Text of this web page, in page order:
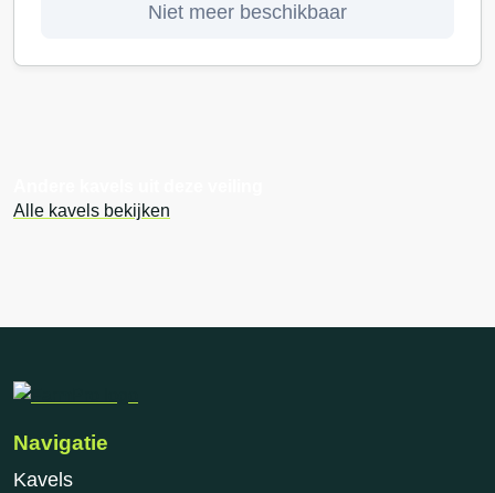
Niet meer beschikbaar
Alle kavels bekijken
Navigatie
Kavels